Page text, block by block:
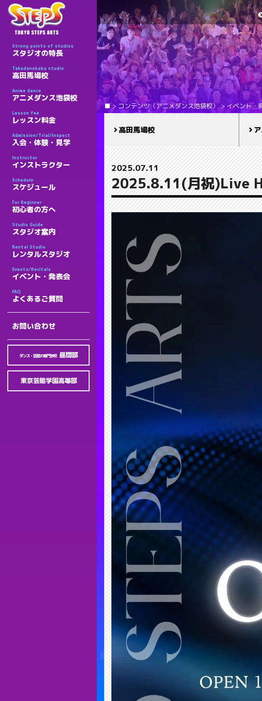
Strong points of studios
スタジオの特長
Takadanobaba studio
高田馬場校
Anime dance
アニメダンス池袋校
Lesson fee
レッスン料金
Admission/Trial/Inspect
入会・体験・見学
Instructor
インストラクター
Schedule
スケジュール
For Beginner
初心者の方へ
Studio Guide
スタジオ案内
Rental Studio
レンタルスタジオ
Events/Recitals
イベント・発表会
FAQ
よくあるご質問
お問い合わせ
ダンス・芸能の専門学校 昼間部
東京芸能学園高等部
■> コンテンツ（アニメダンス池袋校）> イベント・
高田馬場校
2025.07.11
2025.8.11(月祝)Live